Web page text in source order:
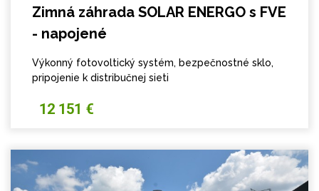
Zimná záhrada SOLAR ENERGO s FVE
- napojené
Výkonný fotovoltický systém, bezpečnostné sklo,
pripojenie k distribučnej sieti
12 151 €